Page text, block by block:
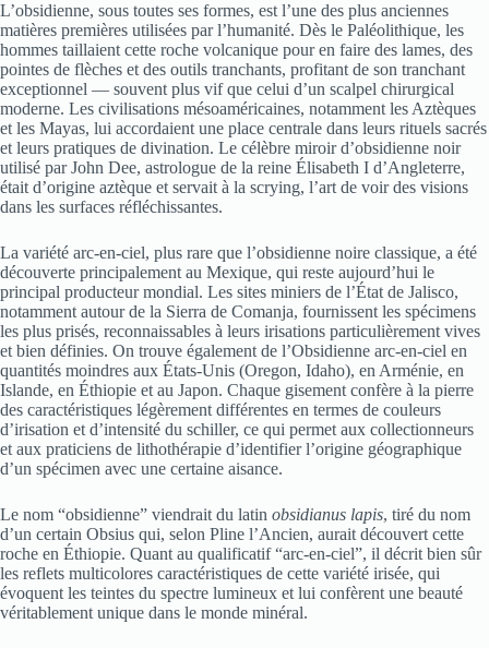
L’obsidienne, sous toutes ses formes, est l’une des plus anciennes
matières premières utilisées par l’humanité. Dès le Paléolithique, les
hommes taillaient cette roche volcanique pour en faire des lames, des
pointes de flèches et des outils tranchants, profitant de son tranchant
exceptionnel — souvent plus vif que celui d’un scalpel chirurgical
moderne. Les civilisations mésoaméricaines, notamment les Aztèques
et les Mayas, lui accordaient une place centrale dans leurs rituels sacrés
et leurs pratiques de divination. Le célèbre miroir d’obsidienne noir
utilisé par John Dee, astrologue de la reine Élisabeth I d’Angleterre,
était d’origine aztèque et servait à la scrying, l’art de voir des visions
dans les surfaces réfléchissantes.
La variété arc-en-ciel, plus rare que l’obsidienne noire classique, a été
découverte principalement au Mexique, qui reste aujourd’hui le
principal producteur mondial. Les sites miniers de l’État de Jalisco,
notamment autour de la Sierra de Comanja, fournissent les spécimens
les plus prisés, reconnaissables à leurs irisations particulièrement vives
et bien définies. On trouve également de l’Obsidienne arc-en-ciel en
quantités moindres aux États-Unis (Oregon, Idaho), en Arménie, en
Islande, en Éthiopie et au Japon. Chaque gisement confère à la pierre
des caractéristiques légèrement différentes en termes de couleurs
d’irisation et d’intensité du schiller, ce qui permet aux collectionneurs
et aux praticiens de lithothérapie d’identifier l’origine géographique
d’un spécimen avec une certaine aisance.
Le nom “obsidienne” viendrait du latin obsidianus lapis, tiré du nom
d’un certain Obsius qui, selon Pline l’Ancien, aurait découvert cette
roche en Éthiopie. Quant au qualificatif “arc-en-ciel”, il décrit bien sûr
les reflets multicolores caractéristiques de cette variété irisée, qui
évoquent les teintes du spectre lumineux et lui confèrent une beauté
véritablement unique dans le monde minéral.